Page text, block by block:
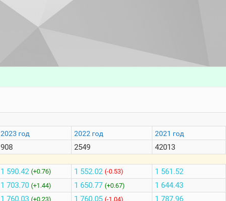
2023 год
908
1 590.42 (+0.76)
1 703.70 (+1.44)
1 760.03 (+0.23)
2022 год
2549
1 552.02 (-0.53)
1 650.77 (+0.67)
1 760.05 (-1.04)
2021 год
42013
1 561.52
1 644.43
1 787.96